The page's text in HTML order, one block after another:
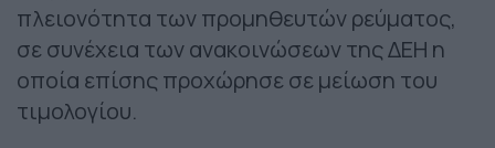
πλειονότητα των προμηθευτών ρεύματος,
σε συνέχεια των ανακοινώσεων της ΔΕΗ η
οποία επίσης προχώρησε σε μείωση του
τιμολογίου.